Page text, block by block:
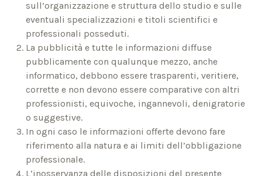
sull’organizzazione e struttura dello studio e sulle
eventuali specializzazioni e titoli scientifici e
professionali posseduti.
La pubblicità e tutte le informazioni diffuse
pubblicamente con qualunque mezzo, anche
informatico, debbono essere trasparenti, veritiere,
corrette e non devono essere comparative con altri
professionisti, equivoche, ingannevoli, denigratorie
o suggestive.
In ogni caso le informazioni offerte devono fare
riferimento alla natura e ai limiti dell’obbligazione
professionale.
L’inosservanza delle disposizioni del presente